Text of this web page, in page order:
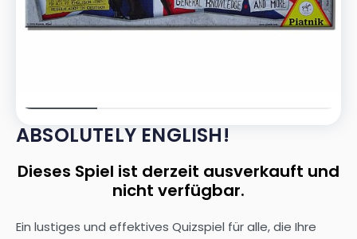
ABSOLUTELY ENGLISH!
Dieses Spiel ist derzeit ausverkauft und
nicht verfügbar.
Ein lustiges und effektives Quizspiel für alle, die Ihre